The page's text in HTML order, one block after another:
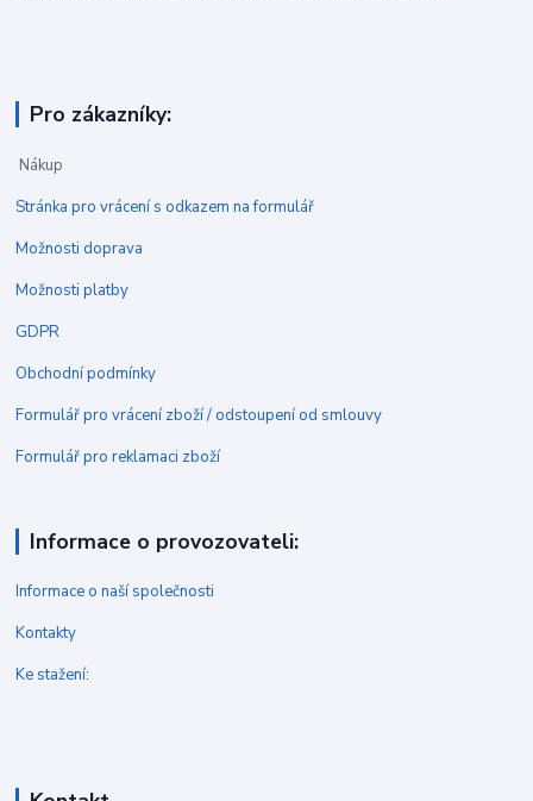
Pro zákazníky:
Nákup
Stránka pro vrácení s odkazem na formulář
Možnosti doprava
Možnosti platby
GDPR
Obchodní podmínky
Formulář pro vrácení zboží / odstoupení od smlouvy
Formulář pro reklamaci zboží
Informace o provozovateli:
Informace o naší společnosti
Kontakty
Ke stažení: